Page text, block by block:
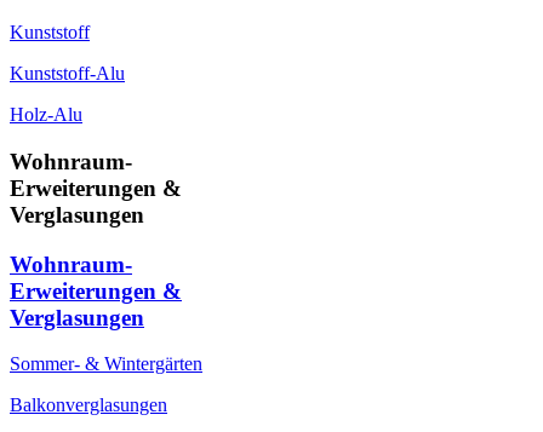
Kunststoff
Kunststoff-Alu
Holz-Alu
Wohnraum-
Erweiterungen &
Verglasungen
Wohnraum-
Erweiterungen &
Verglasungen
Sommer- & Wintergärten
Balkonverglasungen